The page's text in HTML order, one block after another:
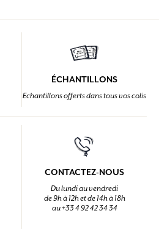
ÉCHANTILLONS
Echantillons offerts dans tous vos colis
CONTACTEZ-NOUS
Du lundi au vendredi
de 9h à 12h et de 14h à 18h
au +33 4 92 42 34 34